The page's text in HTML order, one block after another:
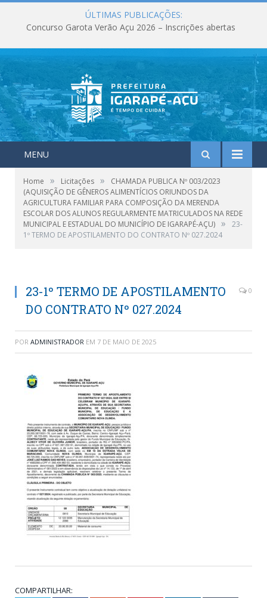
ÚLTIMAS PUBLICAÇÕES:
Concurso Garota Verão Açu 2026 – Inscrições abertas
MENU
Home » Licitações »
CHAMADA PUBLICA Nº 003/2023
(AQUISIÇÃO DE GÊNEROS ALIMENTÍCIOS ORIUNDOS DA
AGRICULTURA FAMILIAR PARA COMPOSIÇÃO DA MERENDA
ESCOLAR DOS ALUNOS REGULARMENTE MATRICULADOS NA REDE
MUNICIPAL E ESTADUAL DO MUNICÍPIO DE IGARAPÉ-AÇU) »
23-
1º TERMO DE APOSTILAMENTO DO CONTRATO Nº 027.2024
23-1º TERMO DE APOSTILAMENTO
DO CONTRATO Nº 027.2024
0
POR ADMINISTRADOR EM 7 DE MAIO DE 2025
COMPARTILHAR: